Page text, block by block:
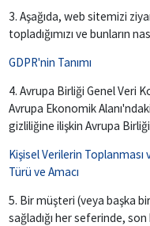
3. Aşağıda, web sitemizi
topladığımızı ve bunların
GDPR'nin Tanımı
4. Avrupa Birliği Genel Veri
Avrupa Ekonomik
gizliliğine ilişkin Avrupa
Kişisel Verilerin Toplanması
Türü ve Amacı
5. Bir müşteri (veya başka
sağladığı her seferinde, son